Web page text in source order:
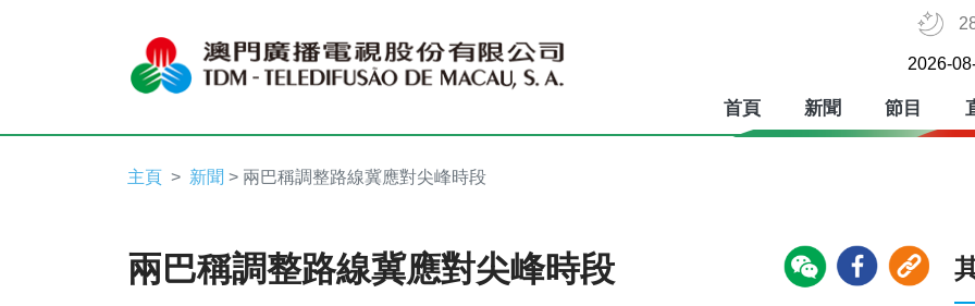
2026-
首頁 新聞 節目
主頁 新聞 > 兩巴稱調整路線冀應對尖峰時段
兩巴稱調整路線冀應對尖峰時段